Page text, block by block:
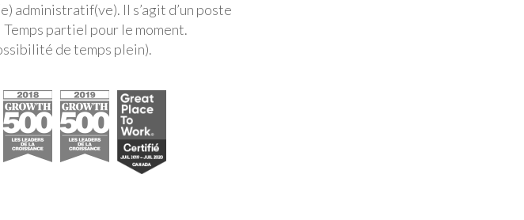
administratif(ve). Il s’agit d’un poste
partiel pour le moment.
de temps plein).